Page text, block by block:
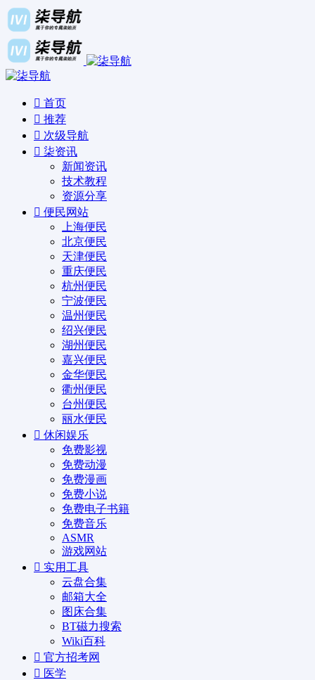
首页
推荐
次级导航
柒资讯
新闻资讯
技术教程
资源分享
便民网站
上海便民
北京便民
天津便民
重庆便民
杭州便民
宁波便民
温州便民
绍兴便民
湖州便民
嘉兴便民
金华便民
衢州便民
台州便民
丽水便民
休闲娱乐
免费影视
免费动漫
免费漫画
免费小说
免费电子书籍
免费音乐
ASMR
游戏网站
实用工具
云盘合集
邮箱大全
图床合集
BT磁力搜索
Wiki百科
官方招考网
医学